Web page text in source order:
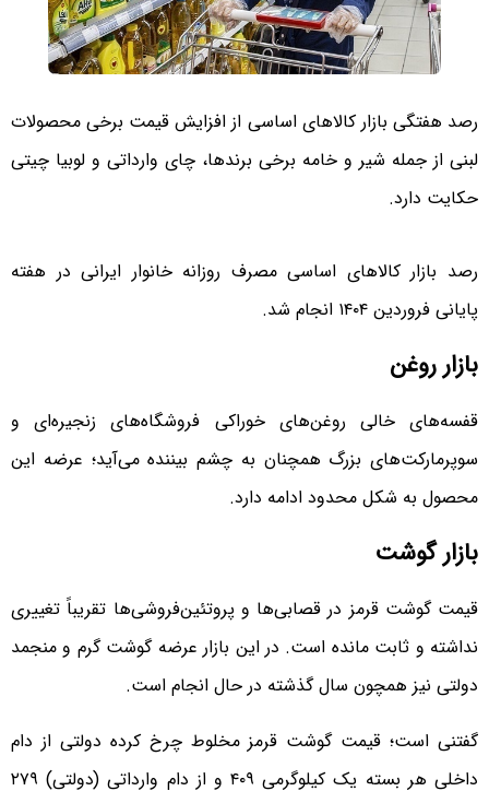
رصد هفتگی بازار کالاهای اساسی از افزایش قیمت برخی محصولات
لبنی از جمله شیر و خامه برخی برندها، چای وارداتی و لوبیا چیتی
حکایت دارد.
رصد بازار کالاهای اساسی مصرف روزانه خانوار ایرانی در هفته
پایانی فروردین ۱۴۰۴ انجام شد.
بازار روغن
قفسه‌های خالی روغن‌های خوراکی فروشگاه‌های زنجیره‌ای و
سوپرمارکت‌های بزرگ همچنان به چشم بیننده می‌آید؛ عرضه این
محصول به شکل محدود ادامه دارد.
بازار گوشت
قیمت گوشت قرمز در قصابی‌ها و پروتئین‌فروشی‌ها تقریباً تغییری
نداشته و ثابت مانده است. در این بازار عرضه گوشت گرم و منجمد
دولتی نیز همچون سال گذشته در حال انجام است.
گفتنی است؛ قیمت گوشت قرمز مخلوط چرخ کرده دولتی از دام
داخلی هر بسته یک کیلوگرمی ۴۰۹ و از دام وارداتی (دولتی) ۲۷۹